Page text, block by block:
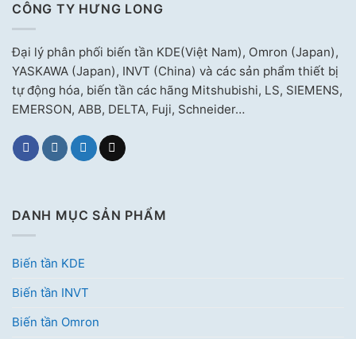
CÔNG TY HƯNG LONG
Đại lý phân phối biến tần KDE(Việt Nam), Omron (Japan),
YASKAWA (Japan), INVT (China) và các sản phẩm thiết bị
tự động hóa, biến tần các hãng Mitshubishi, LS, SIEMENS,
EMERSON, ABB, DELTA, Fuji, Schneider…
DANH MỤC SẢN PHẨM
Biến tần KDE
Biến tần INVT
Biến tần Omron